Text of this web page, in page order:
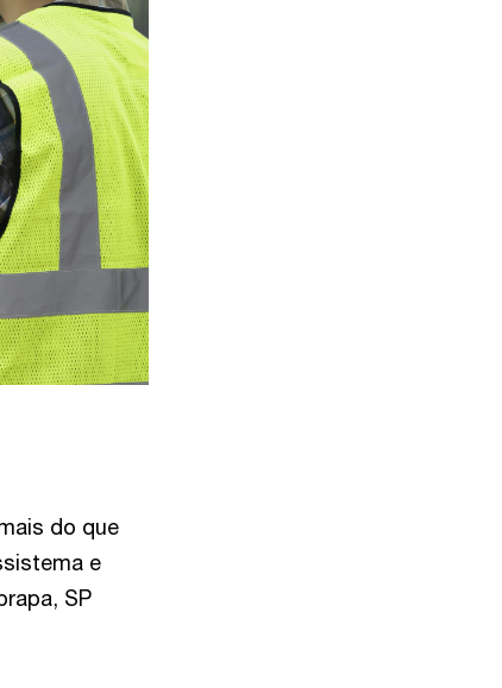
do que
e
SP